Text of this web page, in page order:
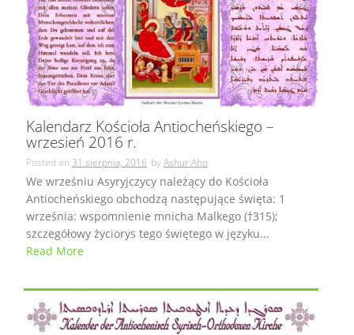
Kalendarz Kościoła Antiocheńskiego –
wrzesień 2016 r.
Posted on 31 sierpnia, 2016 byAshur Aho
We wrześniu Asyryjczycy należący do Kościoła
Antiocheńskiego obchodzą następujące święta: 1
września: wspomnienie mnicha Malkego (†315);
szczegółowy życiorys tego świętego w języku...
Read More